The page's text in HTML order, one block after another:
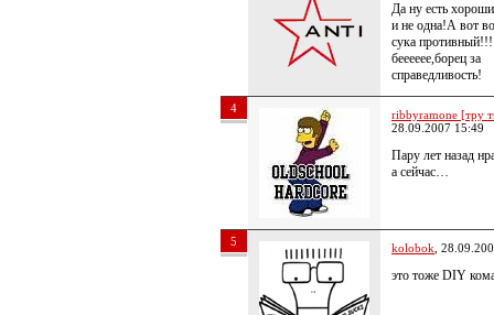
Да ну есть
и не одна!А вот
сука противный!!!
бееееее,борец за
справедливость!
4
ribbyramone [тру
28.09.2007 15:49
Пару лет назад
а сейчас…
5 kolobok ,
это тоже DIY